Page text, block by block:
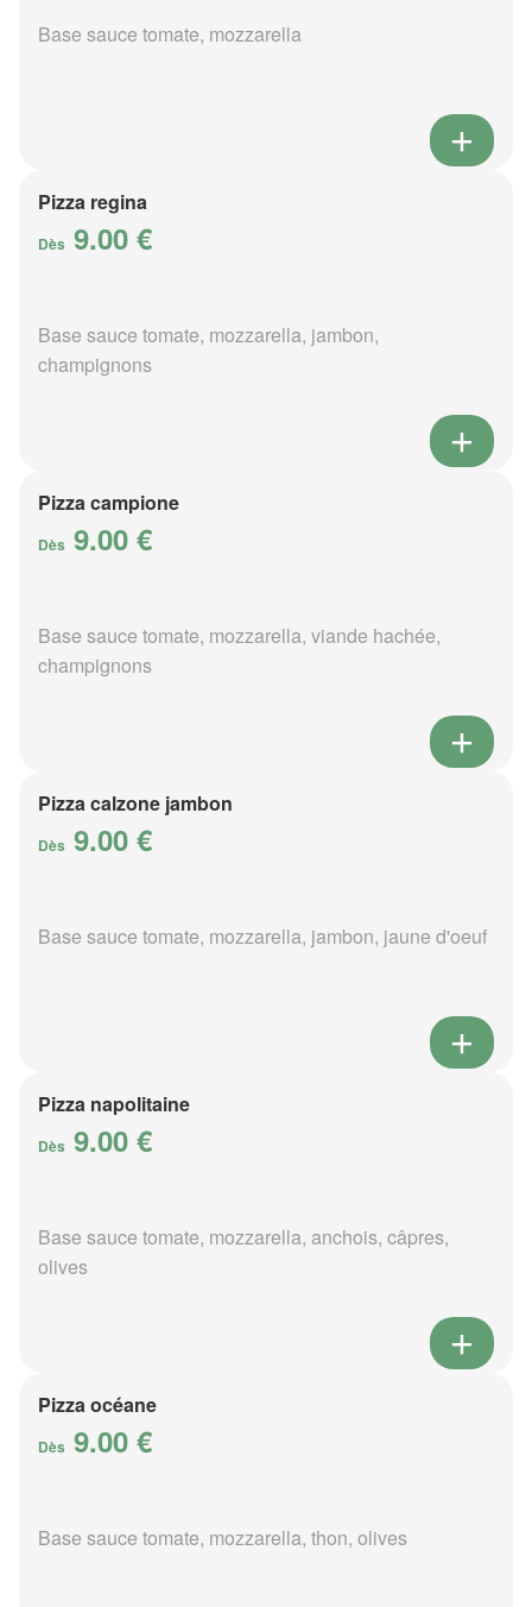
Base sauce tomate, mozzarella
Pizza regina
Dès 9.00 €
Base sauce tomate, mozzarella, jambon,
champignons
Pizza campione
Dès 9.00 €
Base sauce tomate, mozzarella, viande hachée,
champignons
Pizza calzone jambon
Dès 9.00 €
Base sauce tomate, mozzarella, jambon, jaune d'oeuf
Pizza napolitaine
Dès 9.00 €
Base sauce tomate, mozzarella, anchois, câpres,
olives
Pizza océane
Dès 9.00 €
Base sauce tomate, mozzarella, thon, olives